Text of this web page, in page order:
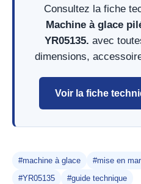
Consultez la fiche
Machine à glace
YR05135. avec
dimensions,
Voir la fiche
#machine à glace #mise en
#YR05135
#guide technique